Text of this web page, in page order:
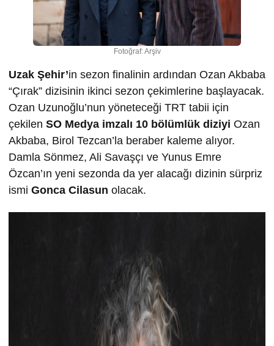
Fotoğraf: Arşiv
Uzak Şehir’in sezon finalinin ardından Ozan Akbaba
“Çırak” dizisinin ikinci sezon çekimlerine başlayacak.
Ozan Uzunoğlu’nun yöneteceği TRT tabii için
çekilen SO Medya imzalı 10 bölümlük diziyi Ozan
Akbaba, Birol Tezcan’la beraber kaleme alıyor.
Damla Sönmez, Ali Savaşçı ve Yunus Emre
Özcan’ın yeni sezonda da yer alacağı dizinin sürpriz
ismi Gonca Cilasun olacak.